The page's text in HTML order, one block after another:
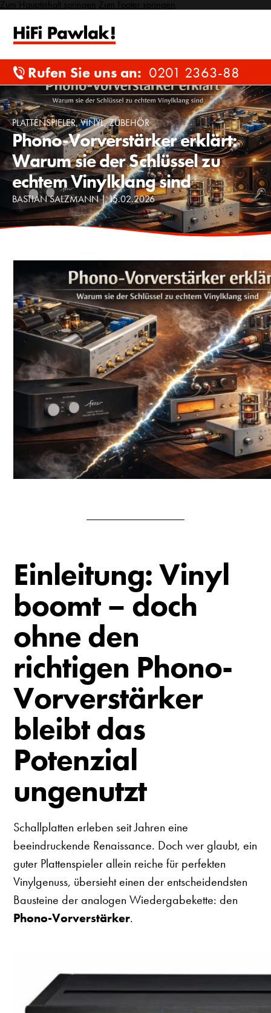
Zum Hauptinhalt springen Zum Footer springen
Rufen Sie uns an: 0201 2363-88
PLATTENSPIELER,VINYL,ZUBEHÖR
Phono-Vorverstärker erklärt:
Warum sie der Schlüssel zu
echtem Vinylklang sind
BASTIAN SALZMANN|15.02.2026
Einleitung: Vinyl
boomt – doch
ohne den
richtigen Phono-
Vorverstärker
bleibt das
Potenzial
ungenutzt
Schallplatten erleben seit Jahren eine
beeindruckende Renaissance. Doch wer glaubt, ein
guter Plattenspieler allein reiche für perfekten
Vinylgenuss, übersieht einen der entscheidendsten
Bausteine der analogen Wiedergabekette: den
Phono-Vorverstärker.